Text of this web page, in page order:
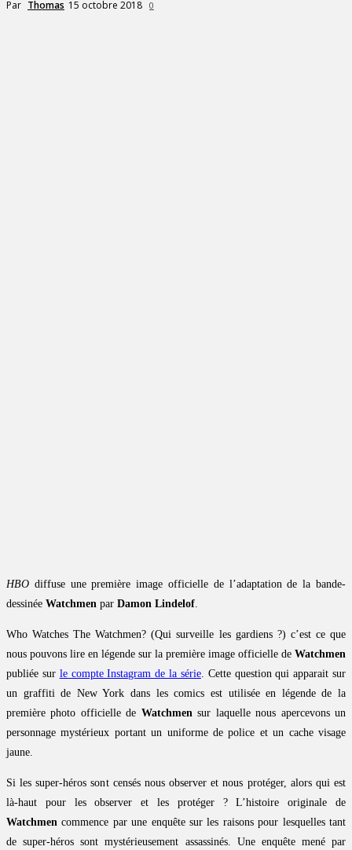
Par Thomas 15 octobre 2018 0
HBO diffuse une première image officielle de l’adaptation de la bande-
dessinée Watchmen par Damon Lindelof.
Who Watches The Watchmen? (Qui surveille les gardiens ?) c’est ce que
nous pouvons lire en légende sur la première image officielle de Watchmen
publiée sur le compte Instagram de la série. Cette question qui apparait sur
un graffiti de New York dans les comics est utilisée en légende de la
première photo officielle de Watchmensur laquelle nous apercevons un
personnage mystérieux portant un uniforme de police et un cache visage
jaune.
Si les super-héros sont censés nous observer et nous protéger, alors qui est
là-haut pour les observer et les protéger ? L’histoire originale de
Watchmen commence par une enquête sur les raisons pour lesquelles tant
de super-héros sont mystérieusement assassinés. Une enquête mené par